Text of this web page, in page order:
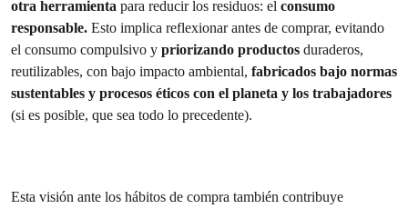
otra herramienta para reducir los residuos: el consumo
responsable. Esto implica reflexionar antes de comprar, evitando
el consumo compulsivo y priorizando productos duraderos,
reutilizables, con bajo impacto ambiental, fabricados bajo normas
sustentables y procesos éticos con el planeta y los trabajadores
(si es posible, que sea todo lo precedente).
Esta visión ante los hábitos de compra también contribuye